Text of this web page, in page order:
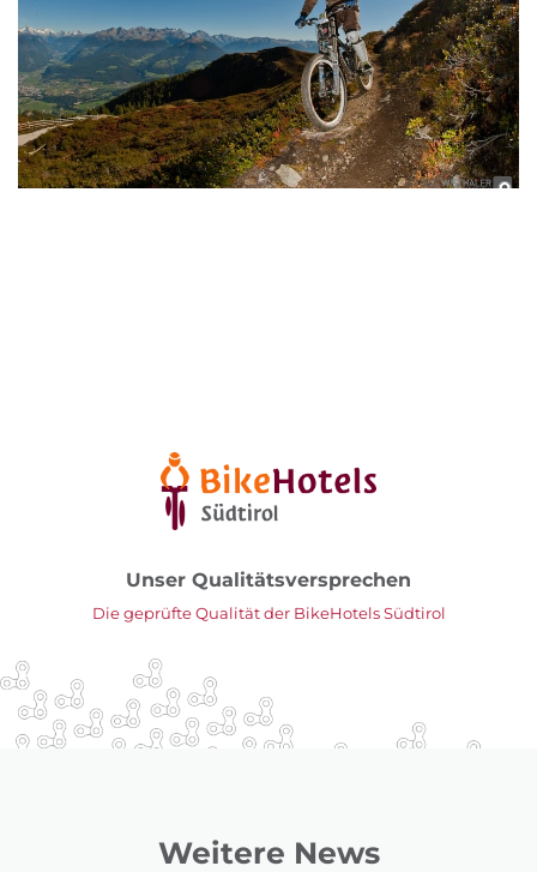
Unser Qualitätsversprechen
Die geprüfte Qualität der BikeHotels Südtirol
Weitere News